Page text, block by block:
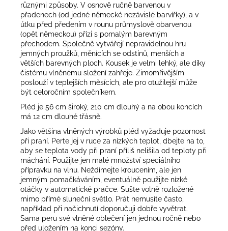
různými způsoby. V osnově ručně barvenou v
přadenech (od jedné německé nezávislé barvířky), a v
útku před předením v rounu průmyslově obarvenou
(opět německou) přízi s pomalým barevným
přechodem. Společně vytvářejí nepravidelnou hru
jemných proužků, měnících se odstínů, menších a
větších barevných ploch. Kousek je velmi lehký, ale díky
čistému vlněnému složení zahřeje. Zimomřivějším
poslouží v teplejších měsících, ale pro otužilejší může
být celoročním společníkem.
Pléd je 56 cm široký, 210 cm dlouhý a na obou koncích
má 12 cm dlouhé třásně.
Jako většina vlněných výrobků pléd vyžaduje pozornost
při praní. Perte jej v ruce za nízkých teplot, dbejte na to,
aby se teplota vody při praní příliš nelišila od teploty při
máchání. Použijte jen malé množství speciálního
přípravku na vlnu. Neždímejte kroucením, ale jen
jemným pomačkáváním, eventuálně použijte nízké
otáčky v automatické pračce. Sušte volně rozložené
mimo přímé sluneční světlo. Prát nemusíte často,
například při načichnutí doporučuji dobře vyvětrat.
Sama peru své vlněné oblečení jen jednou ročně nebo
před uložením na konci sezóny.